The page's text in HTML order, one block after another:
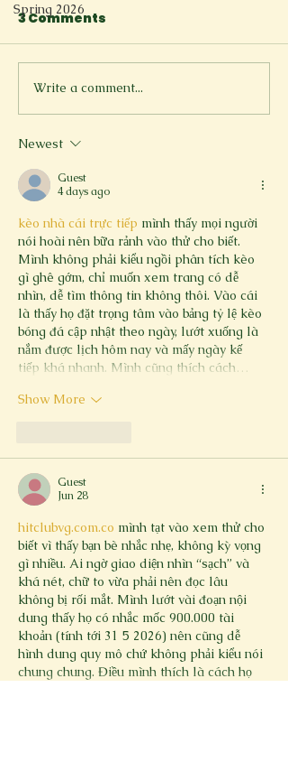
Spring 2026
Soft Tech Romantic
3 Comments
Write a comment...
Newest
Guest
4 days ago
kèo nhà cái trực tiếp mình thấy mọi người
nói hoài nên bữa rảnh vào thử cho biết.
Mình không phải kiểu ngồi phân tích kèo
gì ghê gớm, chỉ muốn xem trang có dễ
nhìn, dễ tìm thông tin không thôi. Vào cái
là thấy họ đặt trọng tâm vào bảng tỷ lệ kèo
bóng đá cập nhật theo ngày, lướt xuống là
nắm được lịch hôm nay và mấy ngày kế
tiếp khá nhanh. Mình cũng thích cách…
Show More
Guest
Jun 28
hitclubvg.com.co mình tạt vào xem thử cho
biết vì thấy bạn bè nhắc nhẹ, không kỳ vọng
gì nhiều. Ai ngờ giao diện nhìn “sạch” và
khá nét, chữ to vừa phải nên đọc lâu
không bị rối mắt. Mình lướt vài đoạn nội
dung thấy họ có nhắc mốc 900.000 tài
khoản (tính tới 31 5 2026) nên cũng dễ
hình dung quy mô chứ không phải kiểu nói
chung chung. Điều mình thích là cách họ